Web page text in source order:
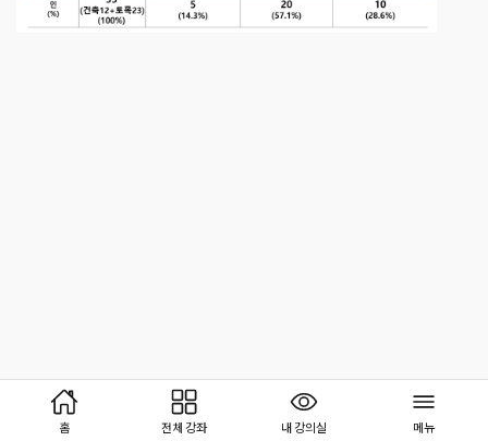
홈 전체 강좌 내 강의실 메뉴